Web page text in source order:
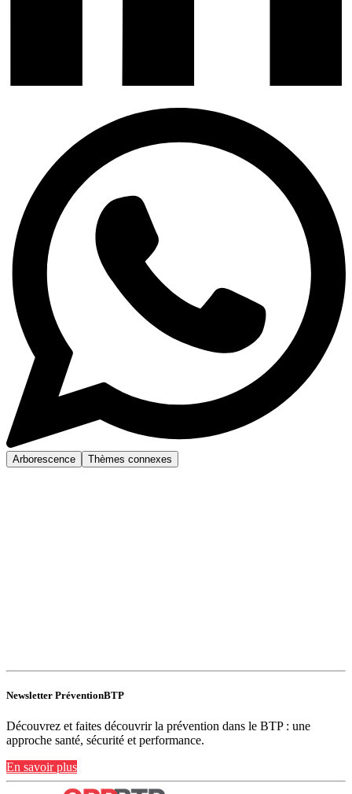
Arborescence Thèmes connexes
Newsletter PréventionBTP
Découvrez et faites découvrir la prévention dans le BTP : une
approche santé, sécurité et performance.
En savoir plus